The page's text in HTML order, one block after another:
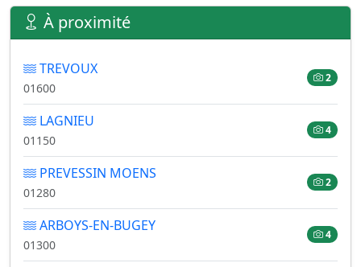
À proximité
TREVOUX
01600
2
LAGNIEU
01150
4
PREVESSIN MOENS
01280
2
ARBOYS-EN-BUGEY
01300
4